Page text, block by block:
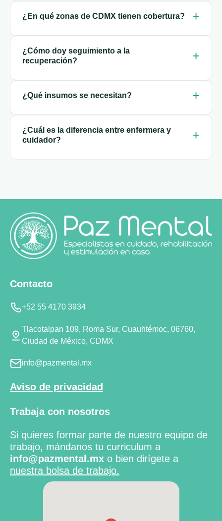
¿En qué zonas de CDMX tienen cobertura?
¿Cómo doy seguimiento a la
recuperación?
¿Qué insumos se necesitan?
¿Cuál es la diferencia entre enfermera y
cuidador?
Contacto
+52 55 4170 3934
Tlacotalpan 109, Roma Sur, Cuauhtémoc, 06760,
Ciudad de México, CDMX
info@pazmental.mx
Aviso de privacidad
Trabaja con nosotros
Si quieres formar parte de nuestro equipo de
trabajo, mándanos tu curriculum a
info@pazmental.mx o bien dirígete a
nuestra bolsa de trabajo.